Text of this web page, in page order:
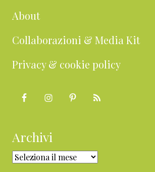
About
Collaborazioni & Media Kit
Privacy & cookie policy
Archivi
Archivi